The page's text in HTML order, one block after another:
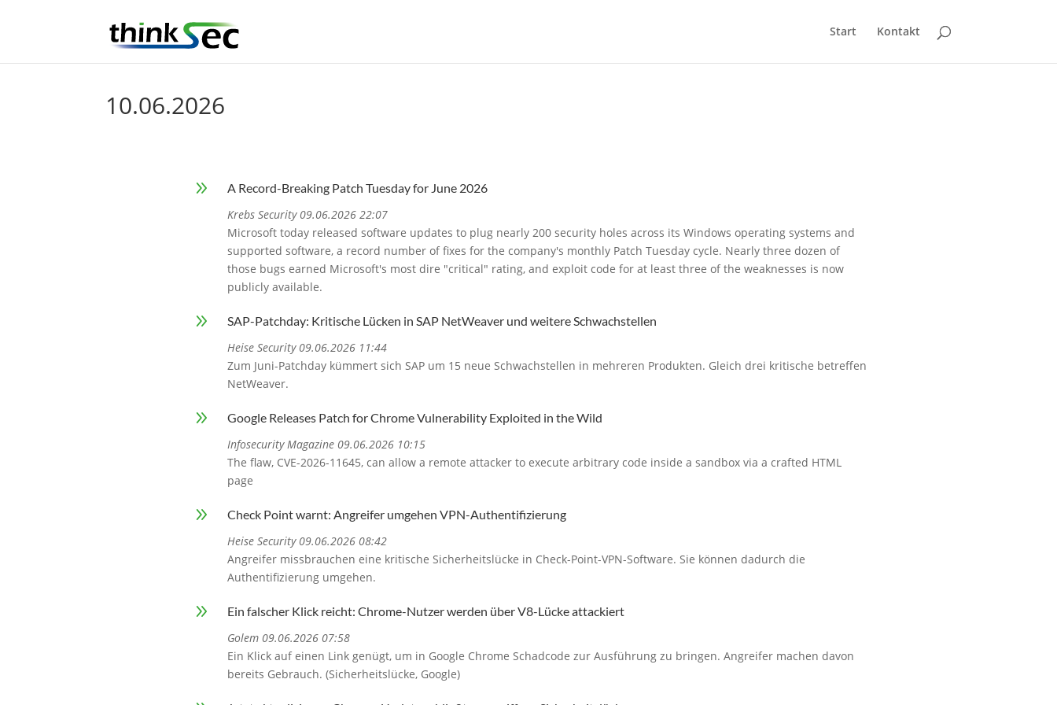
Start Kontakt
10.06.2026
9
A Record-Breaking Patch Tuesday for June 2026
Krebs Security 09.06.2026 22:07
Microsoft today released software updates to plug nearly 200 security holes across its Windows operating systems and
supported software, a record number of fixes for the company's monthly Patch Tuesday cycle. Nearly three dozen of
those bugs earned Microsoft's most dire "critical" rating, and exploit code for at least three of the weaknesses is now
publicly available.
9
SAP-Patchday: Kritische Lücken in SAP NetWeaver und weitere Schwachstellen
Heise Security 09.06.2026 11:44
Zum Juni-Patchday kümmert sich SAP um 15 neue Schwachstellen in mehreren Produkten. Gleich drei kritische betreffen
NetWeaver.
9
Google Releases Patch for Chrome Vulnerability Exploited in the Wild
Infosecurity Magazine 09.06.2026 10:15
The flaw, CVE-2026-11645, can allow a remote attacker to execute arbitrary code inside a sandbox via a crafted HTML
page
9
Check Point warnt: Angreifer umgehen VPN-Authentifizierung
Heise Security 09.06.2026 08:42
Angreifer missbrauchen eine kritische Sicherheitslücke in Check-Point-VPN-Software. Sie können dadurch die
Authentifizierung umgehen.
9
Ein falscher Klick reicht: Chrome-Nutzer werden über V8-Lücke attackiert
Golem 09.06.2026 07:58
Ein Klick auf einen Link genügt, um in Google Chrome Schadcode zur Ausführung zu bringen. Angreifer machen davon
bereits Gebrauch. (Sicherheitslücke, Google)